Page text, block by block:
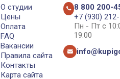
О студии
Цены
Оплата
FAQ
Вакансии
Правила сайта
Контакты
Карта сайта
8 800 200-
+7 (930)
Пн - Пт с
19:00